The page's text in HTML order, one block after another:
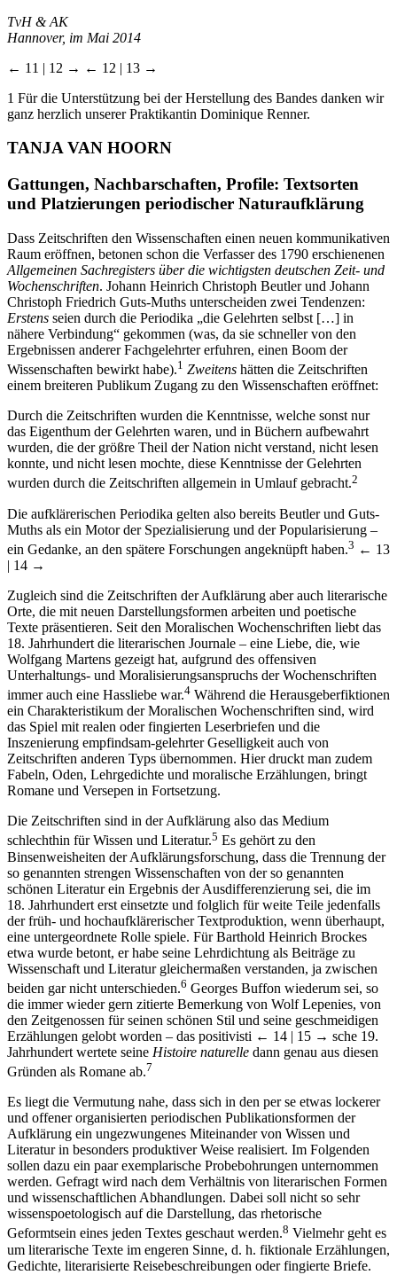
TvH & AK
Hannover, im Mai 2014
← 11 | 12 → ← 12 | 13 →
1 Für die Unterstützung bei der Herstellung des Bandes danken wir
ganz herzlich unserer Praktikantin Dominique Renner.
TANJA VAN HOORN
Gattungen, Nachbarschaften, Profile: Textsorten
und Platzierungen periodischer Naturaufklärung
Dass Zeitschriften den Wissenschaften einen neuen kommunikativen
Raum eröffnen, betonen schon die Verfasser des 1790 erschienenen
Allgemeinen Sachregisters über die wichtigsten deutschen Zeit- und
Wochenschriften. Johann Heinrich Christoph Beutler und Johann
Christoph Friedrich Guts-Muths unterscheiden zwei Tendenzen:
Erstens seien durch die Periodika „die Gelehrten selbst […] in
nähere Verbindung“ gekommen (was, da sie schneller von den
Ergebnissen anderer Fachgelehrter erfuhren, einen Boom der
Wissenschaften bewirkt habe).1 Zweitens hätten die Zeitschriften
einem breiteren Publikum Zugang zu den Wissenschaften eröffnet:
Durch die Zeitschriften wurden die Kenntnisse, welche sonst nur
das Eigenthum der Gelehrten waren, und in Büchern aufbewahrt
wurden, die der größre Theil der Nation nicht verstand, nicht lesen
konnte, und nicht lesen mochte, diese Kenntnisse der Gelehrten
wurden durch die Zeitschriften allgemein in Umlauf gebracht.2
Die aufklärerischen Periodika gelten also bereits Beutler und Guts-
Muths als ein Motor der Spezialisierung und der Popularisierung –
ein Gedanke, an den spätere Forschungen angeknüpft haben.3 ← 13
| 14 →
Zugleich sind die Zeitschriften der Aufklärung aber auch literarische
Orte, die mit neuen Darstellungsformen arbeiten und poetische
Texte präsentieren. Seit den Moralischen Wochenschriften liebt das
18. Jahrhundert die literarischen Journale – eine Liebe, die, wie
Wolfgang Martens gezeigt hat, aufgrund des offensiven
Unterhaltungs- und Moralisierungsanspruchs der Wochenschriften
immer auch eine Hassliebe war.4 Während die Herausgeberfiktionen
ein Charakteristikum der Moralischen Wochenschriften sind, wird
das Spiel mit realen oder fingierten Leserbriefen und die
Inszenierung empfindsam-gelehrter Geselligkeit auch von
Zeitschriften anderen Typs übernommen. Hier druckt man zudem
Fabeln, Oden, Lehrgedichte und moralische Erzählungen, bringt
Romane und Versepen in Fortsetzung.
Die Zeitschriften sind in der Aufklärung also das Medium
schlechthin für Wissen und Literatur.5 Es gehört zu den
Binsenweisheiten der Aufklärungsforschung, dass die Trennung der
so genannten strengen Wissenschaften von der so genannten
schönen Literatur ein Ergebnis der Ausdifferenzierung sei, die im
18. Jahrhundert erst einsetzte und folglich für weite Teile jedenfalls
der früh- und hochaufklärerischer Textproduktion, wenn überhaupt,
eine untergeordnete Rolle spiele. Für Barthold Heinrich Brockes
etwa wurde betont, er habe seine Lehrdichtung als Beiträge zu
Wissenschaft und Literatur gleichermaßen verstanden, ja zwischen
beiden gar nicht unterschieden.6 Georges Buffon wiederum sei, so
die immer wieder gern zitierte Bemerkung von Wolf Lepenies, von
den Zeitgenossen für seinen schönen Stil und seine geschmeidigen
Erzählungen gelobt worden – das positivisti ← 14 | 15 → sche 19.
Jahrhundert wertete seine Histoire naturelle dann genau aus diesen
Gründen als Romane ab.7
Es liegt die Vermutung nahe, dass sich in den per se etwas lockerer
und offener organisierten periodischen Publikationsformen der
Aufklärung ein ungezwungenes Miteinander von Wissen und
Literatur in besonders produktiver Weise realisiert. Im Folgenden
sollen dazu ein paar exemplarische Probebohrungen unternommen
werden. Gefragt wird nach dem Verhältnis von literarischen Formen
und wissenschaftlichen Abhandlungen. Dabei soll nicht so sehr
wissenspoetologisch auf die Darstellung, das rhetorische
Geformtsein eines jeden Textes geschaut werden.8 Vielmehr geht es
um literarische Texte im engeren Sinne, d. h. fiktionale Erzählungen,
Gedichte, literarisierte Reisebeschreibungen oder fingierte Briefe.